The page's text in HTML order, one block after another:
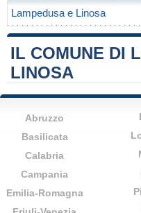
Lampedusa e Linosa
IL COMUNE DI
LINOSA
Abruzzo
Basilicata
Calabria
Campania
Emilia-Romagna